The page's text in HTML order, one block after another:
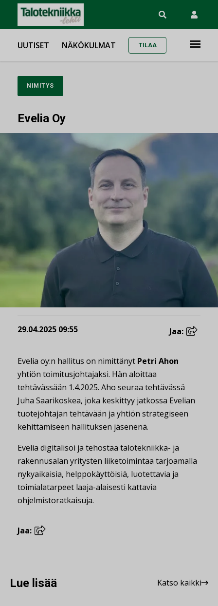
UUTISET NÄKÖKULMAT TILAA
NIMITYS
Evelia Oy
29.04.2025 09:55 Jaa:
Evelia oy:n hallitus on nimittänyt Petri Ahon
yhtiön toimitusjohtajaksi. Hän aloittaa
tehtävässään 1.4.2025. Aho seuraa tehtävässä
Juha Saarikoskea, joka keskittyy jatkossa Evelian
tuotejohtajan tehtävään ja yhtiön strategiseen
kehittämiseen hallituksen jäsenenä.
Evelia digitalisoi ja tehostaa talotekniikka- ja
rakennusalan yritysten liiketoimintaa tarjoamalla
nykyaikaisia, helppokäyttöisiä, luotettavia ja
toimialatarpeet laaja-alaisesti kattavia
ohjelmistoratkaisuja.
Jaa:
Lue lisää Katso kaikki